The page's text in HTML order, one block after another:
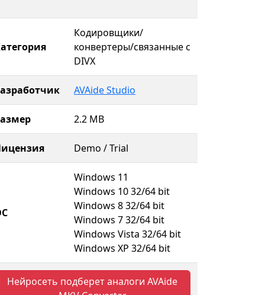
Кодировщики/
конвертеры/связанные с
DIVX
AVAide Studio
2.2 MB
Demo / Trial
Windows 11
Windows 10 32/64 bit
Windows 8 32/64 bit
Windows 7 32/64 bit
Windows Vista 32/64 bit
Windows XP 32/64 bit
Нейросеть подберет аналоги AVAide